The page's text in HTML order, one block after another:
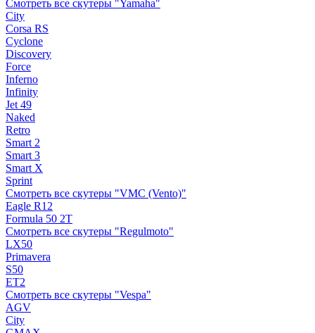
Смотреть все скутеры "Yamaha"
City
Corsa RS
Cyclone
Discovery
Force
Inferno
Infinity
Jet 49
Naked
Retro
Smart 2
Smart 3
Smart X
Sprint
Смотреть все скутеры "VMC (Vento)"
Eagle R12
Formula 50 2Т
Смотреть все скутеры "Regulmoto"
LX50
Primavera
S50
ET2
Смотреть все скутеры "Vespa"
AGV
City